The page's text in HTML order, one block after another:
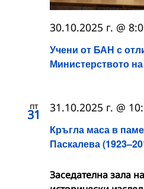
Учени от БАН с
Министерството
30.10.2025 г. @
пт
31
Кръгла маса в
Паскалева
31.10.2025 г. @
Заседателна зала